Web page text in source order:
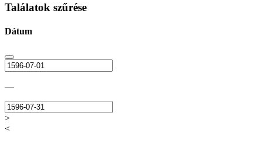
Találatok szűrése
Dátum
—
>
<